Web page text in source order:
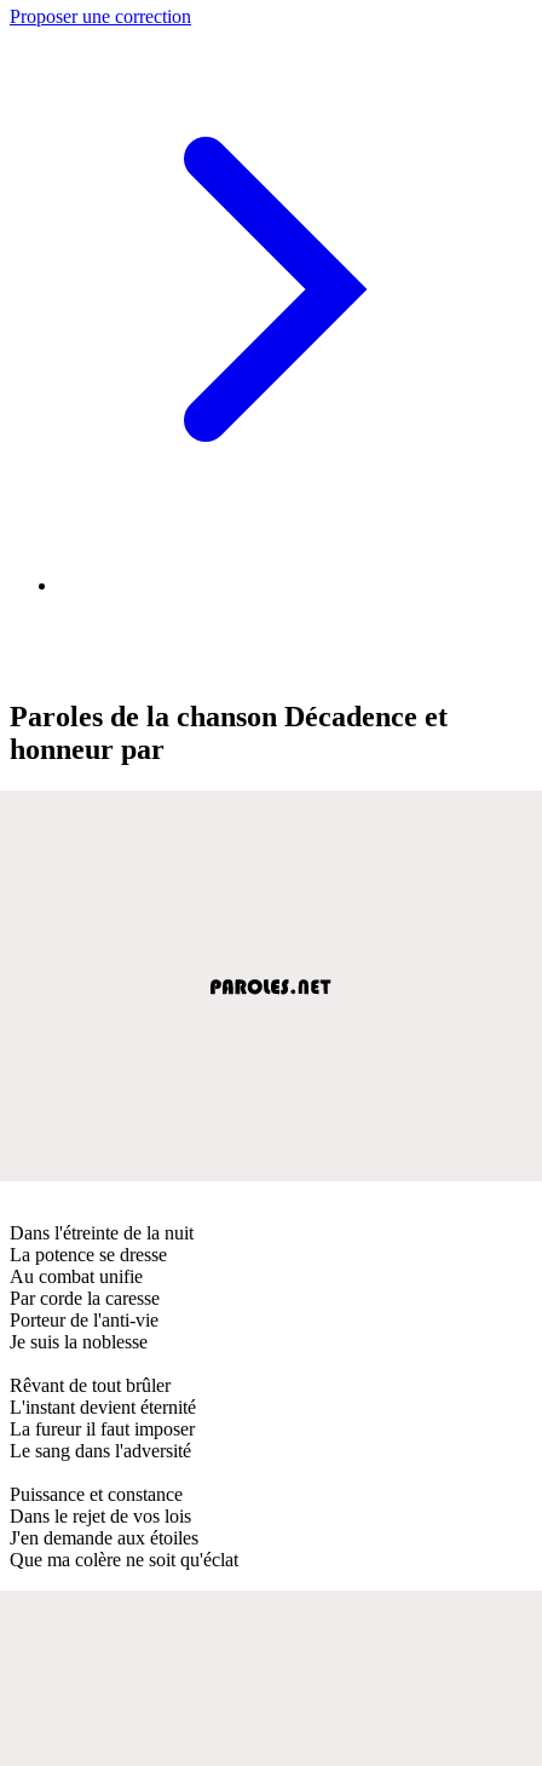
Proposer une correction
Paroles de la chanson Décadence et
honneur par
Dans l'étreinte de la nuit
La potence se dresse
Au combat unifie
Par corde la caresse
Porteur de l'anti-vie
Je suis la noblesse
Rêvant de tout brûler
L'instant devient éternité
La fureur il faut imposer
Le sang dans l'adversité
Puissance et constance
Dans le rejet de vos lois
J'en demande aux étoiles
Que ma colère ne soit qu'éclat